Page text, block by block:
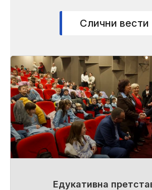
Слични вести
Едукативна